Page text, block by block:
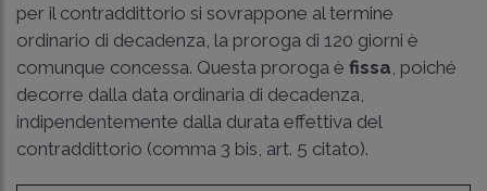
per il contraddittorio si sovrappone al termine
ordinario di decadenza, la proroga di 120 giorni è
comunque concessa. Questa proroga è fissa , poiché
decorre dalla data ordinaria di decadenza,
indipendentemente dalla durata effettiva del
contraddittorio (comma 3 bis, art. 5 citato).